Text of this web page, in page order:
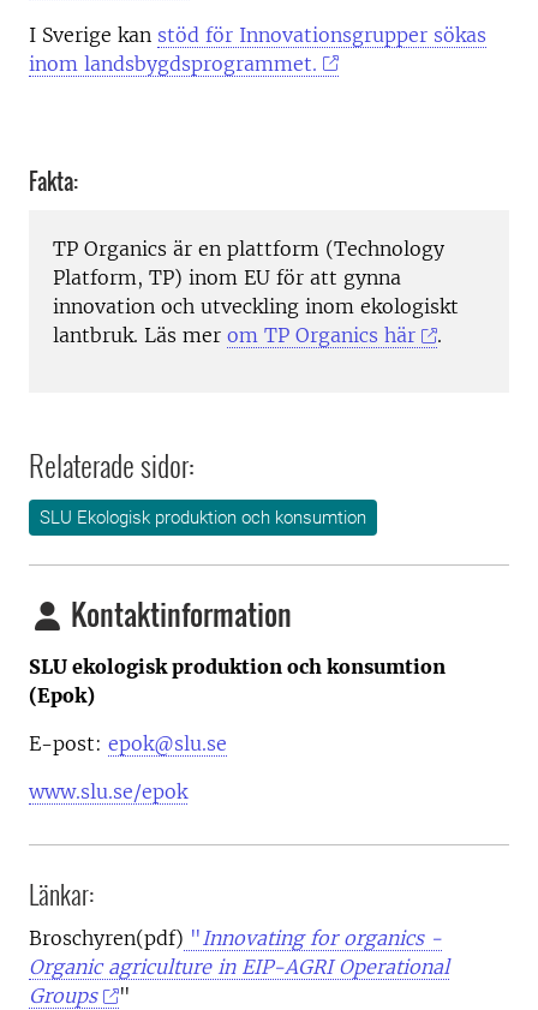
I Sverige kan stöd för Innovationsgrupper sökas
inom landsbygdsprogrammet.
Fakta:
TP Organics är en plattform (Technology
Platform, TP) inom EU för att gynna
innovation och utveckling inom ekologiskt
lantbruk. Läs mer om TP Organics här .
Relaterade sidor:
SLU Ekologisk produktion och konsumtion
Kontaktinformation
SLU ekologisk produktion och konsumtion
(Epok)
E-post: epok@slu.se
www.slu.se/epok
Länkar:
Broschyren(pdf) " Innovating for organics -
Organic agriculture in EIP-AGRI Operational
Groups
"